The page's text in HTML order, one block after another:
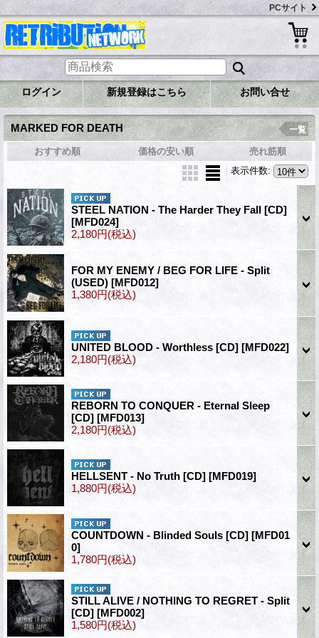
PCサイト
ログイン 新規登録はこちら お問い合せ
MARKED FOR DEATH 一覧
おすすめ順 価格の安い順
売れ筋順
表示件数:
STEEL NATION - The Harder They Fall [CD]
[MFD024]
2,180円(税込)
FOR MY ENEMY / BEG FOR LIFE - Split
(USED) [MFD012]
1,380円(税込)
UNITED BLOOD - Worthless [CD] [MFD022]
2,180円(税込)
REBORN TO CONQUER - Eternal Sleep
[CD] [MFD013]
2,180円(税込)
HELLSENT - No Truth [CD] [MFD019]
1,880円(税込)
COUNTDOWN - Blinded Souls [CD] [MFD01
0]
1,780円(税込)
STILL ALIVE / NOTHING TO REGRET - Split
[CD] [MFD002]
1,580円(税込)